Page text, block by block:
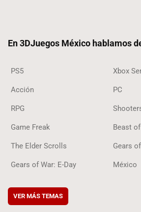
En 3DJuegos México hablamos
PS5 Xbox
Acción PC
RPG
Game Freak Beast
The Elder Scrolls Gears
Gears of War: E-Day México
VER MÁS TEMAS